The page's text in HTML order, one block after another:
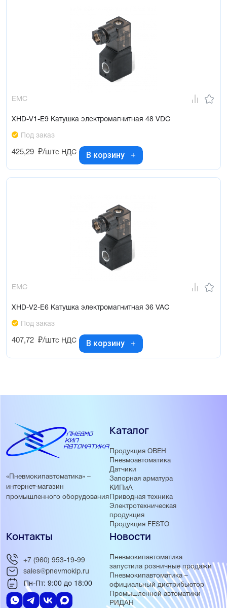
EMC
XHD-V1-E9 Катушка электромагнитная 48 VDC
Под заказ
425,29 ₽/штс НДС В корзину
EMC
XHD-V2-E6 Катушка электромагнитная 36 VAC
Под заказ
407,72 ₽/штс НДС В корзину
«Пневмокипавтоматика» –
интернет-магазин
промышленного оборудования
Каталог
Продукция ОВЕН
Пневмоавтоматика
Датчики
Запорная арматура
КИПиА
Приводная техника
Электротехническая
продукция
Продукция FESTO
Новости
Пневмокипавтоматика
запустила розничные продажи
Пневмокипавтоматика –
официальный дистрибьютор
Промышленной автоматики
РИДАН
Контакты
+7 (960) 953-19-99
sales@pnevmokip.ru
Пн-Пт: 9:00 до 18:00